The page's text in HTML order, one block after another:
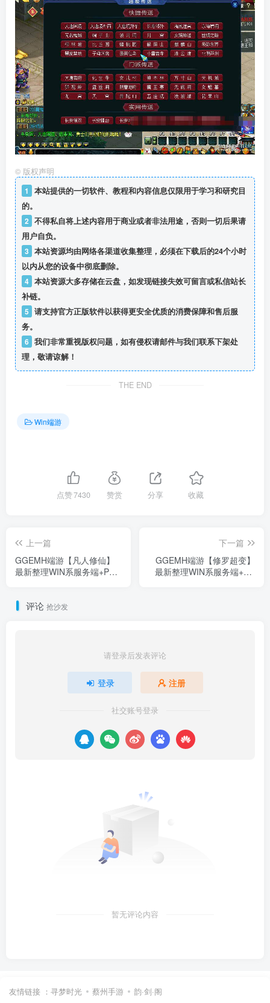
© 版权声明
1
本站提供的一切软件、教程和内容信息仅限用于学习和研究目
的。
2 不得私自将上述内容用于商业或者非法用途，否则一切后果请
用户自负。
3 本站资源均由网络各渠道收集整理，必须在下载后的24个小时
以内从您的设备中彻底删除。
4 本站资源大多存储在云盘，如发现链接失效可留言或私信站长
补链。
5 请支持官方正版软件以获得更安全优质的消费保障和售后服
务。
6 我们非常重视版权问题，如有侵权请邮件与我们联系下架处
理，敬请谅解！
THE END
Win端游
点赞7430 赞赏 分享 收藏
上一篇
GGEMH端游【凡人修仙】
最新整理WIN系服务端+PC
下一篇
GGEMH端游【修罗超变】
最新整理WIN系服务端+PC
评论 抢沙发
请登录后发表评论
登录 注册
社交账号登录
暂无评论内容
友情链接 ： 寻梦时光 蔡州手游 韵·剑·阁